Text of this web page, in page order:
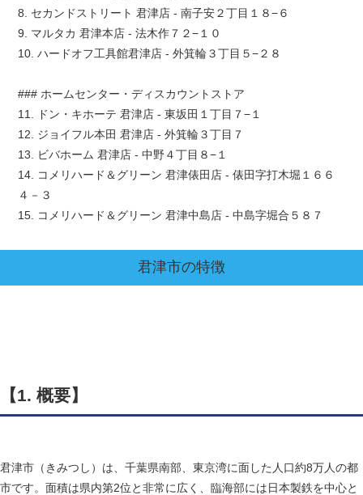
8. セカンドストリート 君津店 - 南子安２丁目１８−６
9. マルタカ 君津本店 - 法木作７２−１０
10. ハードオフ工具館君津店 - 外箕輪３丁目５−２８
### ホームセンター・ディスカウントストア
11. ドン・キホーテ 君津店 - 東坂田１丁目７−１
12. ジョイフル本田 君津店 - 外箕輪３丁目７
13. ビバホーム 君津店 - 中野４丁目８−１
14. コメリハード＆グリーン 君津俵田店 - 俵田字打木堀１６６
４－３
15. コメリハード＆グリーン 君津中島店 - 中島字堀合５８７
君津市の特徴
【1. 概要】
君津市（きみつし）は、千葉県南部、東京湾に面した人口約8万人の都
市です。面積は県内第2位と非常に広く、臨海部には日本製鉄を中心と